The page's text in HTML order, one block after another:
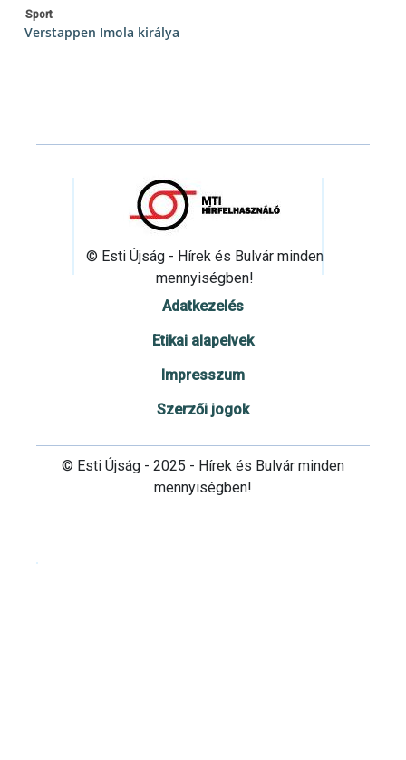
Sport
Verstappen Imola királya
© Esti Újság - Hírek és Bulvár minden
mennyiségben!
Adatkezelés
Etikai alapelvek
Impresszum
Szerzői jogok
© Esti Újság - 2025 - Hírek és Bulvár minden
mennyiségben!